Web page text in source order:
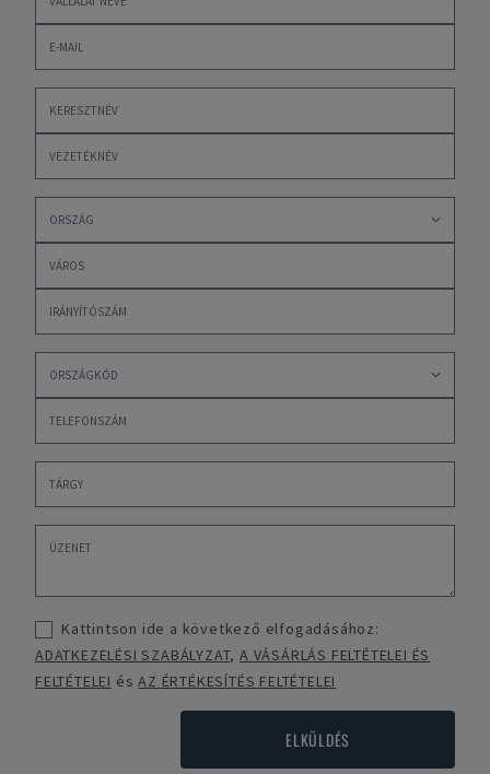
Kattintson ide a következő elfogadásához:
ADATKEZELÉSI SZABÁLYZAT,A VÁSÁRLÁS FELTÉTELEI ÉS
FELTÉTELEI ésAZ ÉRTÉKESÍTÉS FELTÉTELEI
ELKÜLDÉS